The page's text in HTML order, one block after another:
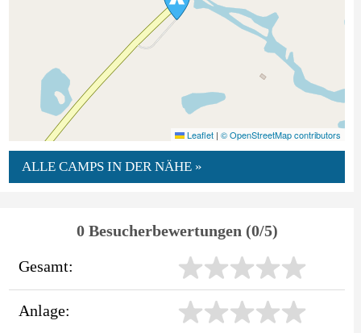
Leaflet | © OpenStreetMap contributors
ALLE CAMPS IN DER NÄHE »
0 Besucherbewertungen (0/5)
Gesamt:
Anlage: